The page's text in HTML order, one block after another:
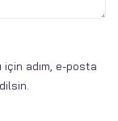
için adım, e-posta